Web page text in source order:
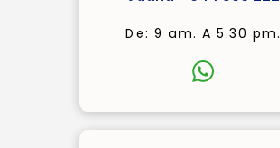
De: 9 am. A 5.30 pm.